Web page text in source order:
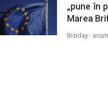
„pune în
Marea
Biziday ·